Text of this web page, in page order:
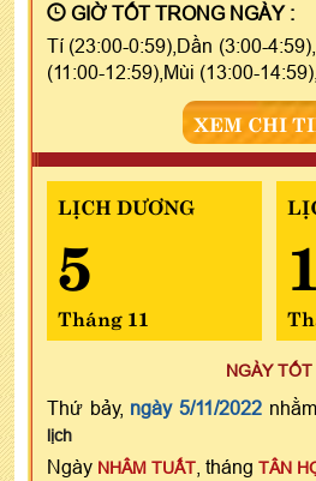
GIỜ TỐT TRONG NGÀY :
Tí (23:00-0:59),Dần (3:00-
(11:00-12:59),Mùi (13:00-
XEM CHI
LỊCH DƯƠNG
5
Tháng 11
NGÀY TỐT
Thứ bảy, ngày 5/11/2022
lịch
Ngày NHÂM TUẤT , tháng TÂN